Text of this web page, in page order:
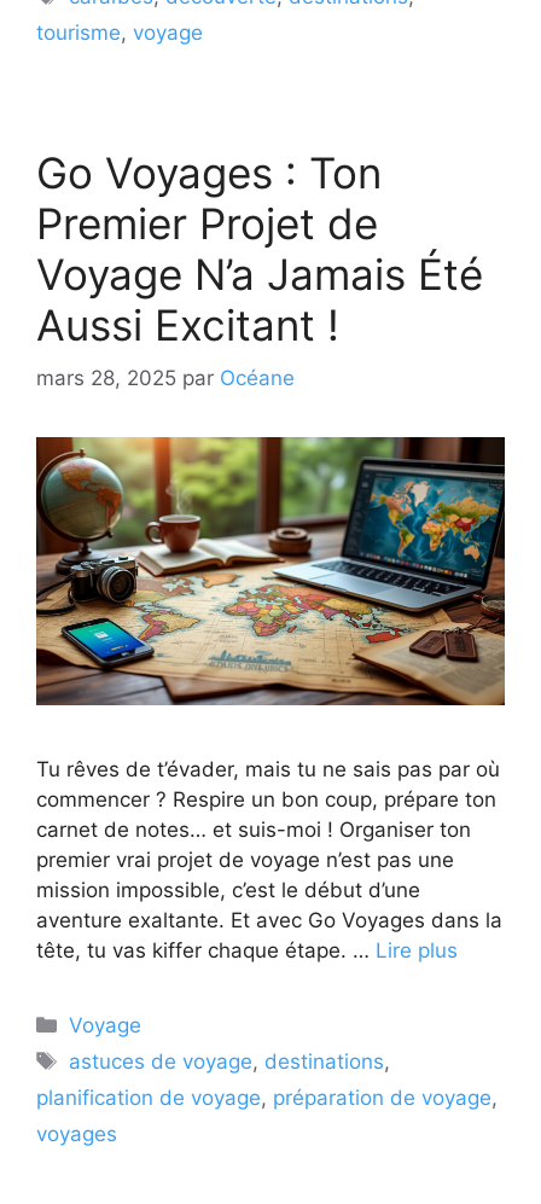
tourisme, voyage
Go Voyages : Ton
Premier Projet de
Voyage N’a Jamais Été
Aussi Excitant !
mars 28, 2025 par Océane
Tu rêves de t’évader, mais tu ne sais pas par où
commencer ? Respire un bon coup, prépare ton
carnet de notes… et suis-moi ! Organiser ton
premier vrai projet de voyage n’est pas une
mission impossible, c’est le début d’une
aventure exaltante. Et avec Go Voyages dans la
tête, tu vas kiffer chaque étape. … Lire plus
Catégories
Voyage
Étiquettes
astuces de voyage, destinations,
planification de voyage, préparation de voyage,
voyages